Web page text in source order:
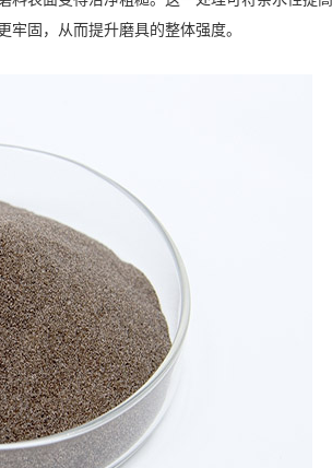
固，从而提升磨具的整体强度。